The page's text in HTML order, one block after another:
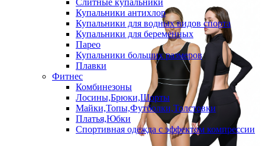
Слитные купальники
Купальники антихлор
Купальники для водных видов спорта
Купальники для беременных
Парео
Купальники больших размеров
Плавки
Фитнес
Комбинезоны
Лосины,Брюки,Шорты
Майки,Топы,Футболки,Толстовки
Платья,Юбки
Спортивная одежда с эффектом компрессии